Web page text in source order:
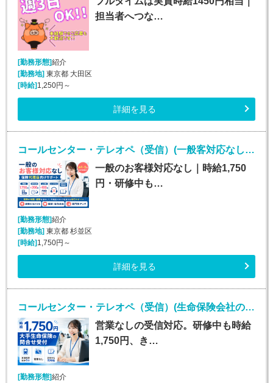
担当者へつな…
[勤務形態]紹介
[勤務地] 東京都 大田区
[時給] 1,250円～
詳細を見る
コールセンター・テレオペ（受信）(一般客対応なしの保険代理店カスタマーサポート)
一般のお客様対応なし｜時給1,750
円・研修中も…
[勤務形態]紹介
[勤務地] 東京都 杉並区
[時給] 1,750円～
詳細を見る
コールセンター・テレオペ（受信）(生命保険会社の問合せ受付／時給1750円／営業なし)
営業なしの受信対応。研修中も時給
1,750円、き…
[勤務形態]紹介